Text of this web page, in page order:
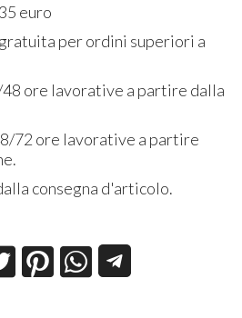
euro
per ordini superiori a
ore lavorative a partire dalla
72 ore lavorative a partire
consegna d'articolo.